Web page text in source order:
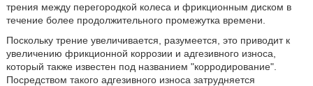
трения между перегородкой колеса и фрикционным диском в
течение более продолжительного промежутка времени.
Поскольку трение увеличивается, разумеется, это приводит к
увеличению фрикционной коррозии и адгезивного износа,
который также известен под названием "корродирование".
Посредством такого адгезивного износа затрудняется